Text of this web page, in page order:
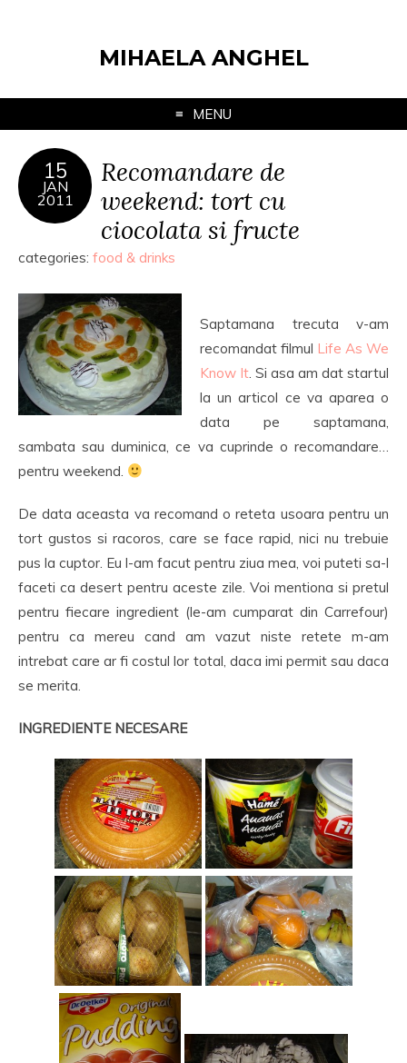
MIHAELA ANGHEL
MENU
15
JAN
2011
Recomandare de
weekend: tort cu
ciocolata si fructe
categories: food & drinks
Saptamana trecuta v-am
recomandat filmul Life As We
Know It. Si asa am dat startul
la un articol ce va aparea o
data pe saptamana,
sambata sau duminica, ce va cuprinde o recomandare…
pentru weekend.
De data aceasta va recomand o reteta usoara pentru un
tort gustos si racoros, care se face rapid, nici nu trebuie
pus la cuptor. Eu l-am facut pentru ziua mea, voi puteti sa-l
faceti ca desert pentru aceste zile. Voi mentiona si pretul
pentru fiecare ingredient (le-am cumparat din Carrefour)
pentru ca mereu cand am vazut niste retete m-am
intrebat care ar fi costul lor total, daca imi permit sau daca
se merita.
INGREDIENTE NECESARE